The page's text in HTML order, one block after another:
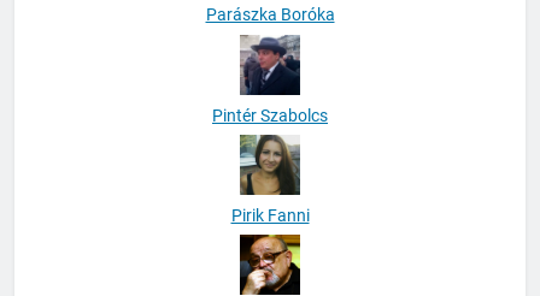
Parászka Boróka
Pintér Szabolcs
Pirik Fanni